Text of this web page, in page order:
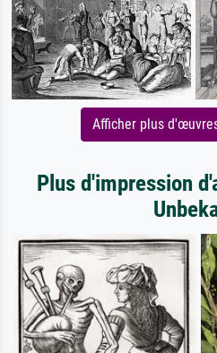
Afficher plus
Plus d'impression